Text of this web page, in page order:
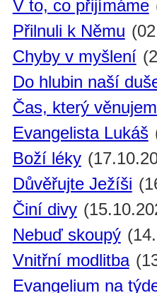
V to, co přijímáme
Přilnuli k Němu
Chyby v myšlení
Do hlubin naší
Čas, který
Evangelista Lukáš
Boží léky
Důvěřujte Ježíši
Činí divy
Nebuď skoupý
Vnitřní modlitba
Evangelium na